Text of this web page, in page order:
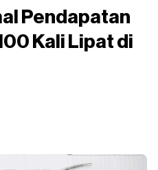
Pendapatan
Kali Lipat di